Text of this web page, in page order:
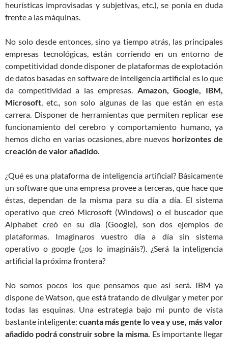
heurísticas improvisadas y subjetivas, etc.), se ponía en duda
frente a las máquinas.
No solo desde entonces, sino ya tiempo atrás, las principales
empresas tecnológicas, están corriendo en un entorno de
competitividad donde disponer de plataformas de explotación
de datos basadas en software de inteligencia artificial es lo que
da competitividad a las empresas. Amazon, Google, IBM,
Microsoft, etc., son solo algunas de las que están en esta
carrera. Disponer de herramientas que permiten replicar ese
funcionamiento del cerebro y comportamiento humano, ya
hemos dicho en varias ocasiones, abre nuevos horizontes de
creación de valor añadido.
¿Qué es una plataforma de inteligencia artificial? Básicamente
un software que una empresa provee a terceras, que hace que
éstas, dependan de la misma para su día a día. El sistema
operativo que creó Microsoft (Windows) o el buscador que
Alphabet creó en su día (Google), son dos ejemplos de
plataformas. Imaginaros vuestro día a día sin sistema
operativo o google (¿os lo imagináis?). ¿Será la inteligencia
artificial la próxima frontera?
No somos pocos los que pensamos que así será. IBM ya
dispone de Watson, que está tratando de divulgar y meter por
todas las esquinas. Una estrategia bajo mi punto de vista
bastante inteligente: cuanta más gente lo vea y use, más valor
añadido podrá construir sobre la misma. Es importante llegar